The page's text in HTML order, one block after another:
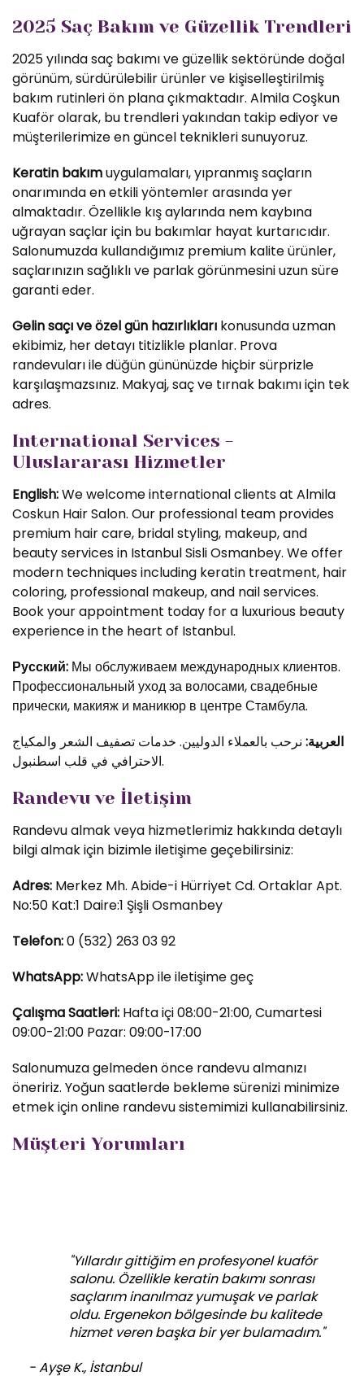
2025 Saç Bakım ve Güzellik Trendleri
2025 yılında saç bakımı ve güzellik sektöründe doğal
görünüm, sürdürülebilir ürünler ve kişiselleştirilmiş
bakım rutinleri ön plana çıkmaktadır. Almila Coşkun
Kuaför olarak, bu trendleri yakından takip ediyor ve
müşterilerimize en güncel teknikleri sunuyoruz.
Keratin bakımuygulamaları, yıpranmış saçların
onarımında en etkili yöntemler arasında yer
almaktadır. Özellikle kış aylarında nem kaybına
uğrayan saçlar için bu bakımlar hayat kurtarıcıdır.
Salonumuzda kullandığımız premium kalite ürünler,
saçlarınızın sağlıklı ve parlak görünmesini uzun süre
garanti eder.
Gelin saçı ve özel gün hazırlıkları konusunda uzman
ekibimiz, her detayı titizlikle planlar. Prova
randevuları ile düğün gününüzde hiçbir sürprizle
karşılaşmazsınız. Makyaj, saç ve tırnak bakımı için tek
adres.
International Services -
Uluslararası Hizmetler
English:We welcome international clients at Almila
Coskun Hair Salon. Our professional team provides
premium hair care, bridal styling, makeup, and
beauty services in Istanbul Sisli Osmanbey. We offer
modern techniques including keratin treatment, hair
coloring, professional makeup, and nail services.
Book your appointment today for a luxurious beauty
experience in the heart of Istanbul.
Русский: Мы обслуживаем международных клиентов.
Профессиональный уход за волосами, свадебные
прически, макияж и маникюр в центре Стамбула.
العربية: نرحب بالعملاء الدوليين. خدمات تصفيف الشعر والمكياج
الاحترافي في قلب اسطنبول.
Randevu ve İletişim
Randevu almak veya hizmetlerimiz hakkında detaylı
bilgi almak için bizimle iletişime geçebilirsiniz:
Adres: Merkez Mh. Abide-i Hürriyet Cd. Ortaklar Apt.
No:50 Kat:1 Daire:1 Şişli Osmanbey
Telefon:0 (532) 263 03 92
WhatsApp:WhatsApp ile iletişime geç
Çalışma Saatleri: Hafta içi 08:00-21:00, Cumartesi
09:00-21:00 Pazar: 09:00-17:00
Salonumuza gelmeden önce randevu almanızı
öneririz. Yoğun saatlerde bekleme sürenizi minimize
etmek için online randevu sistemimizi kullanabilirsiniz.
Müşteri Yorumları
"Yıllardır gittiğim en profesyonel kuaför
salonu. Özellikle keratin bakımı sonrası
saçlarım inanılmaz yumuşak ve parlak
oldu. Ergenekon bölgesinde bu kalitede
hizmet veren başka bir yer bulamadım."
- Ayşe K., İstanbul